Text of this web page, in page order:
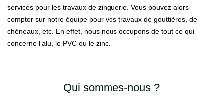
services pour les travaux de zinguerie. Vous pouvez alors
compter sur notre équipe pour vos travaux de gouttières, de
chéneaux, etc. En effet, nous nous occupons de tout ce qui
concerne l’alu, le PVC ou le zinc.
Qui sommes-nous ?